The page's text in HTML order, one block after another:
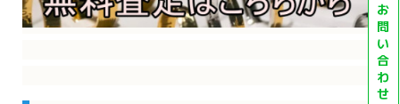
お
問
い
合
わ
せ